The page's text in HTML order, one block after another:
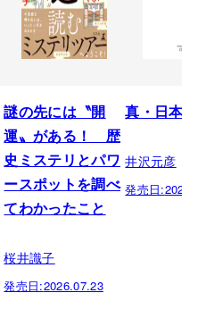
謎の先には〝開
運〟がある！ 歴
史ミステリとパワ
ースポットを調べ
てわかったこと
桜井識子
発売日:2026.07.23
真・日本の
井沢元彦
発売日: